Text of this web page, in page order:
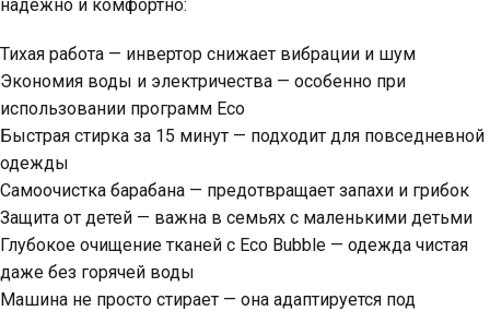
надёжно и комфортно:
Тихая работа — инвертор снижает вибрации и шум
Экономия воды и электричества — особенно при
использовании программ Eco
Быстрая стирка за 15 минут — подходит для повседневной
одежды
Самоочистка барабана — предотвращает запахи и грибок
Защита от детей — важна в семьях с маленькими детьми
Глубокое очищение тканей с Eco Bubble — одежда чистая
даже без горячей воды
Машина не просто стирает — она адаптируется под